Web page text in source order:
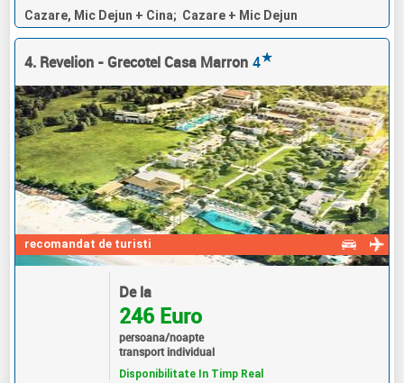
Cazare, Mic Dejun + Cina; Cazare + Mic Dejun
4. Revelion - Grecotel Casa Marron 4★
recomandat de turisti
De la
246 Euro
persoana/noapte
transport individual
Disponibilitate In Timp Real